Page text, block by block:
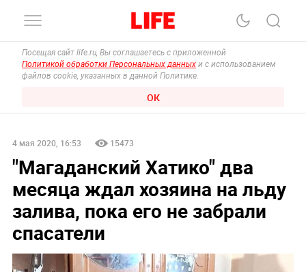
Посещая сайт life.ru, Вы соглашаетесь с приложенной
Политикой обработки Персональных данных и с использованием
файлов cookie, указанных в данной Политике.
ОК
4 мая 2020, 16:53 15473
"Магаданский Хатико" два
месяца ждал хозяина на льду
залива, пока его не забрали
спасатели